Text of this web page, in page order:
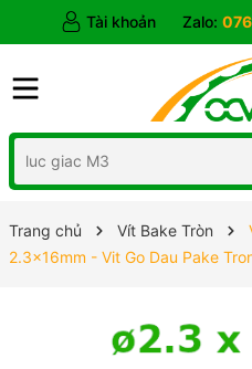
Tài khoản Zalo:
Trang chủ Vít Bake Tròn
2.3x16mm - Vit Go Dau Pake